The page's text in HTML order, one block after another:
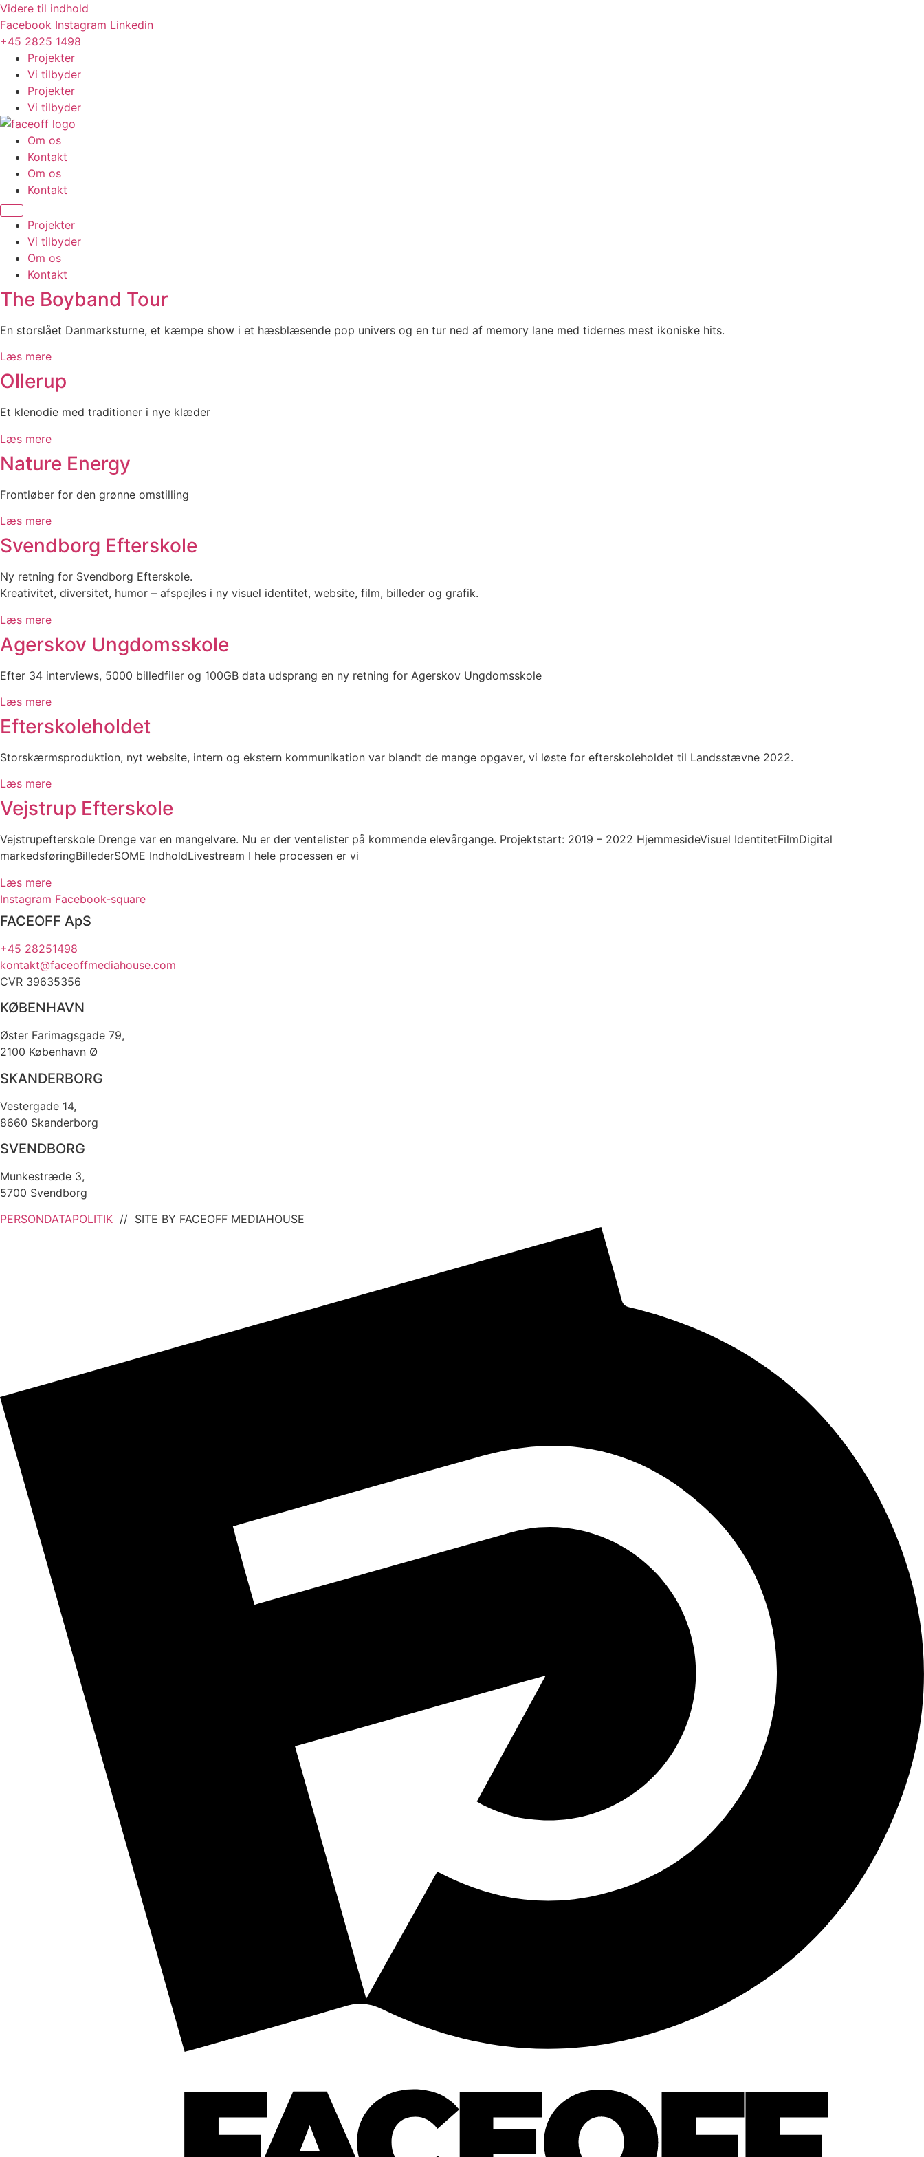
Videre til indhold
Facebook Instagram Linkedin
+45 2825 1498
Projekter
Vi tilbyder
Projekter
Vi tilbyder
Om os
Kontakt
Om os
Kontakt
Projekter
Vi tilbyder
Om os
Kontakt
The­ Boyband­ Tour
En storslået Danmarksturne, et kæmpe show i et hæsblæsende pop univers og en tur ned af memory lane med tidernes mest ikoniske hits.
Læs mere
Ollerup
Et klenodie med traditioner i nye klæder
Læs mere
Nature Energy
Frontløber for den grønne omstilling
Læs mere
Svendborg­ Efterskole
Ny retning for Svendborg Efterskole.
Kreativitet, diversitet, humor – afspejles i ny visuel identitet, website, film, billeder og grafik.
Læs mere
Ager­skov­ Ungdoms­skole
Efter 34 interviews, 5000 billedfiler og 100GB data udsprang en ny retning for Agerskov Ungdomsskole
Læs mere
Efterskole­holdet
Storskærmsproduktion, nyt website, intern og ekstern kommunikation var blandt de mange opgaver, vi løste for efterskoleholdet til Landsstævne 2022.
Læs mere
Vej­strup Efter­skole
Vejstrupefterskole Drenge var en mangelvare. Nu er der ventelister på kommende elevårgange. Projektstart: 2019 – 2022 HjemmesideVisuel IdentitetFilmDigital
markedsføringBillederSOME IndholdLivestream I hele processen er vi
Læs mere
Instagram Facebook-square
FACEOFF ApS
+45 28251498
kontakt@faceoffmediahouse.com
CVR 39635356
KØBENHAVN
Øster Farimagsgade 79,
2100 København Ø
SKANDERBORG
Vestergade 14,
8660 Skanderborg
SVENDBORG
Munkestræde 3,
5700 Svendborg
PERSONDATAPOLITIK // SITE BY FACEOFF MEDIAHOUSE